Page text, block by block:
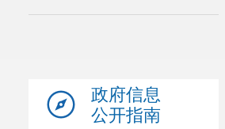
政府信息
公开指南